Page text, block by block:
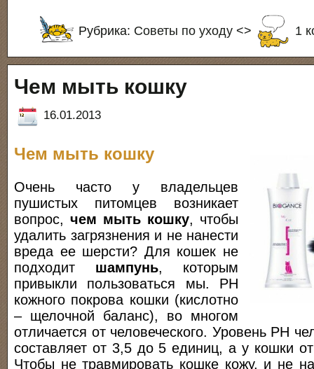
Рубрика: Советы по уходу <> 1
Чем мыть кошку
16.01.2013
Чем мыть кошку
Очень часто у владельцев
пушистых питомцев возникает
вопрос, чем мыть кошку, чтобы
удалить загрязнения и не нанести
вреда ее шерсти? Для кошек не
подходит шампунь, которым
привыкли пользоваться мы. PH
кожного покрова кошки (кислотно
– щелочной баланс), во многом
отличается от человеческого. Уровень PH
составляет от 3,5 до 5 единиц, а у кошки
Чтобы не травмировать кошке кожу, и не